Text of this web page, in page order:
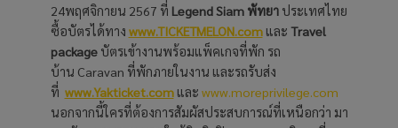
24พฤศจิกายน 2567 ที่ Legend Siam พัทยาประเทศไทย
ซื้อบัตรได้ทาง www.TICKETMELON.comและ Travel
package บัตรเข้างานพร้อมแพ็คเกจที่พัก รถ
บ้าน Caravan ที่พักภายในงาน และรถรับส่ง
ที่ www.Yakticket.comและ www.moreprivilege.com
นอกจากนี้ใครที่ต้องการสัมผัสประสบการณ์ที่เหนือกว่า มา